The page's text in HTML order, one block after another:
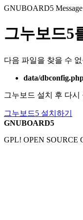
GNUBOARD5 Message
그누보드5
다음 파일을 찾을 수
data/
그누보드 설치 후 다
그누보드5 설치하기
GNUBOARD5
GPL! OPEN SOURCE